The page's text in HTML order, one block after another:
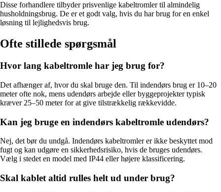
Disse forhandlere tilbyder prisvenlige kabeltromler til almindelig
husholdningsbrug. De er et godt valg, hvis du har brug for en enkel
løsning til lejlighedsvis brug.
Ofte stillede spørgsmål
Hvor lang kabeltromle har jeg brug for?
Det afhænger af, hvor du skal bruge den. Til indendørs brug er 10–20
meter ofte nok, mens udendørs arbejde eller byggeprojekter typisk
kræver 25–50 meter for at give tilstrækkelig rækkevidde.
Kan jeg bruge en indendørs kabeltromle udendørs?
Nej, det bør du undgå. Indendørs kabeltromler er ikke beskyttet mod
fugt og kan udgøre en sikkerhedsrisiko, hvis de bruges udendørs.
Vælg i stedet en model med IP44 eller højere klassificering.
Skal kablet altid rulles helt ud under brug?